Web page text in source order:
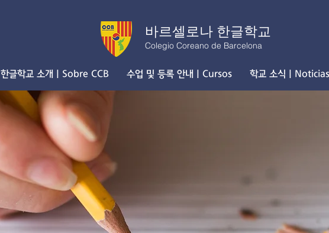
바르셀로나 한글학교
Colegio Coreano de Barcelona
한글학교 소개 | Sobre CCB 수업 및 등록 안내 | Cursos 학교 소식 | Noticias